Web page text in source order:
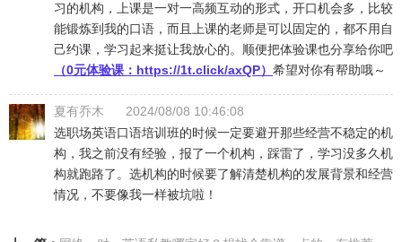
习的机构，上课是一对一高频互动的形式，开口机会多，比较
能锻炼到我的口语，而且上课的老师是可以固定的，都不用自
己约课，学习起来挺让我放心的。顺便把体验课也分享给你吧
（0元体验课： https://1t.click/axQP） 希望对你有帮助哦～
夏有乔木
2024/08/08 10:46:08
选职场英语口语培训班的时候一定要避开那些经营不稳定的机
构，我之前没有经验，报了一个机构，踩雷了，学习没多久机
构就跑路了。选机构的时候要了解清楚机构的发展背景和经营
情况，不要像我一样被坑啦！